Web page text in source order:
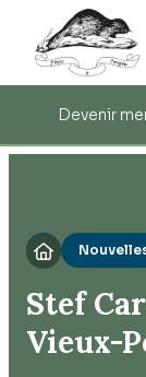
Devenir

Stef
Vieux-